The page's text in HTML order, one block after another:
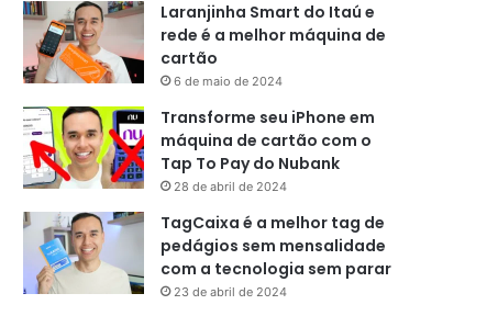
Laranjinha Smart do Itaú e
rede é a melhor máquina de
cartão
6 de maio de 2024
Transforme seu iPhone em
máquina de cartão com o
Tap To Pay do Nubank
28 de abril de 2024
TagCaixa é a melhor tag de
pedágios sem mensalidade
com a tecnologia sem parar
23 de abril de 2024